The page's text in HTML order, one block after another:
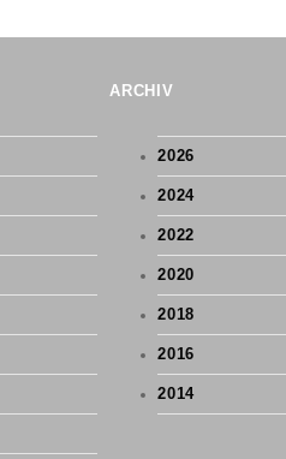
ARCHIV
2026
2024
2022
2020
2018
2016
2014